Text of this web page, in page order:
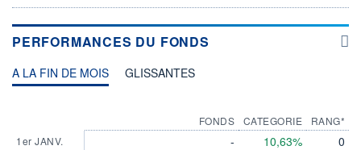
PERFORMANCES DU FONDS
A LA FIN DE MOIS GLISSANTES
1er JANV.
FONDS
-
CATEGORIE
10,63%
RANG*
0